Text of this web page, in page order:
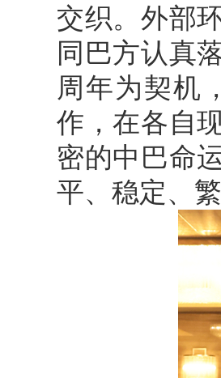
交织。外部
同巴方认真
周年为契机
作，在各自
密的中巴命
平、稳定、